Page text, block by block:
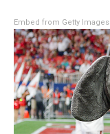
Embed from Getty Images